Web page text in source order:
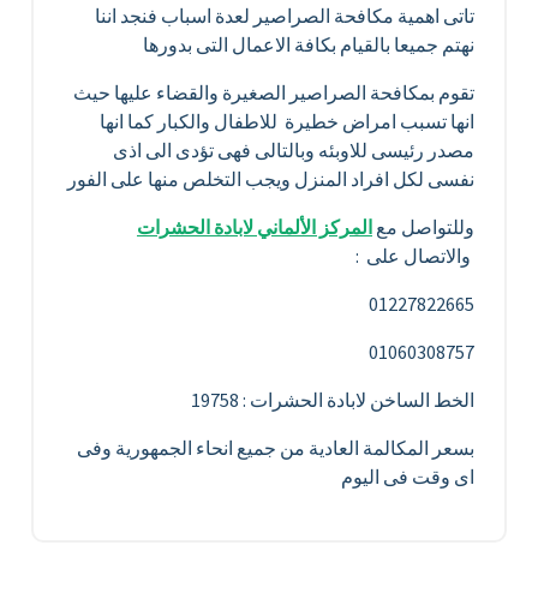
تاتى اهمية مكافحة الصراصير لعدة اسباب فنجد اننا
نهتم جميعا بالقيام بكافة الاعمال التى بدورها
تقوم بمكافحة الصراصير الصغيرة والقضاء عليها حيث
انها تسبب امراض خطيرة للاطفال والكبار كما انها
مصدر رئيسى للاوبئه وبالتالى فهى تؤدى الى اذى
نفسى لكل افراد المنزل ويجب التخلص منها على الفور
وللتواصل معالمركز الألماني لابادة الحشرات
والاتصال على :
01227822665
01060308757
الخط الساخن لابادة الحشرات : 19758
بسعر المكالمة العادية من جميع انحاء الجمهورية وفى
اى وقت فى اليوم